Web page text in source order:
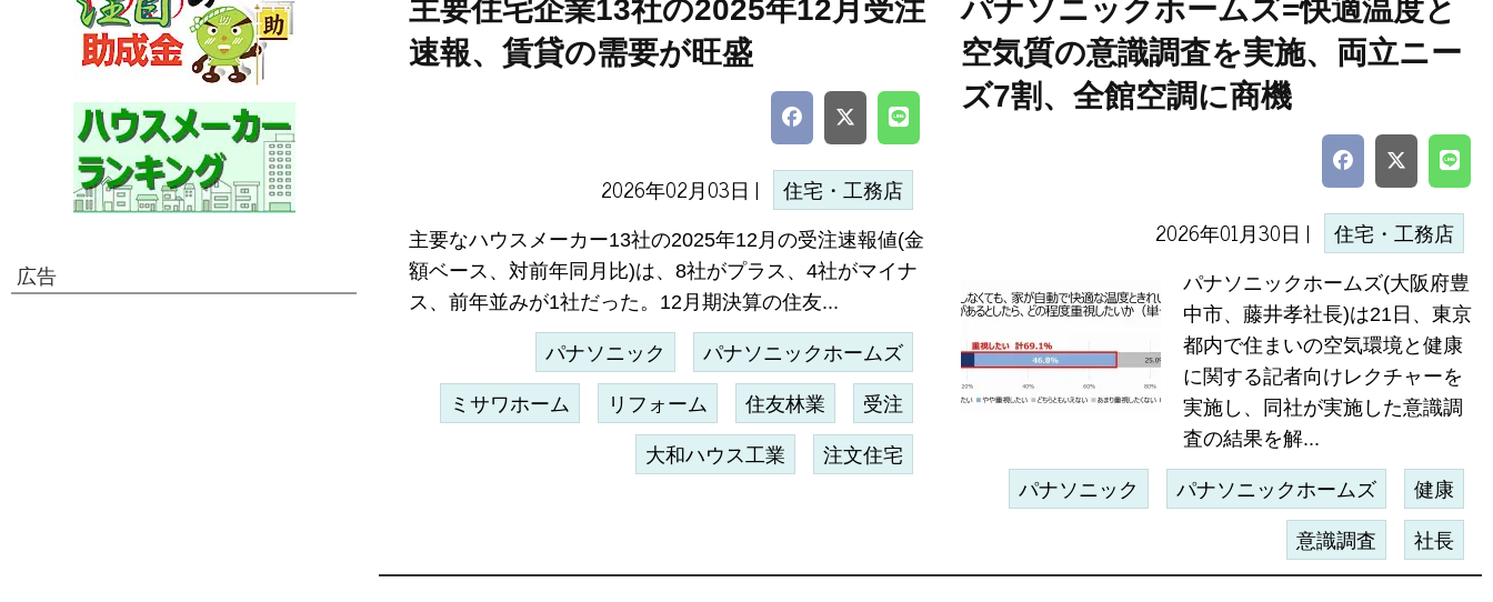
主要住宅企業13社の2025年12月受注
速報、賃貸の需要が旺盛
2026年02月03日 | 住宅・工務店
主要なハウスメーカー13社の2025年12月の受注速報値(金
額ベース、対前年同月比)は、8社がプラス、4社がマイナ
ス、前年並みが1社だった。12月期決算の住友...
パナソニック パナソニックホームズ
ミサワホーム リフォーム 住友林業 受注
大和ハウス工業 注文住宅
パナソニックホームズ=快適温度と
空気質の意識調査を実施、両立ニー
ズ7割、全館空調に商機
2026年01月30日 | 住宅・工務店
パナソニックホームズ(大阪府豊
中市、藤井孝社長)は21日、東京
都内で住まいの空気環境と健康
に関する記者向けレクチャーを
実施し、同社が実施した意識調
査の結果を解...
パナソニック パナソニックホームズ 健康
意識調査 社長
広告